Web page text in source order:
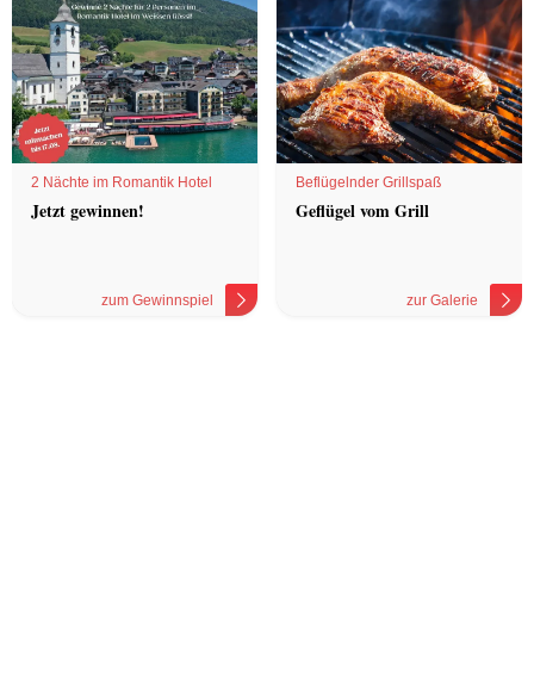
2 Nächte im Romantik Hotel
Jetzt gewinnen!
zum Gewinnspiel
Beflügelnder Grillspaß
Geflügel vom Grill
zur Galerie